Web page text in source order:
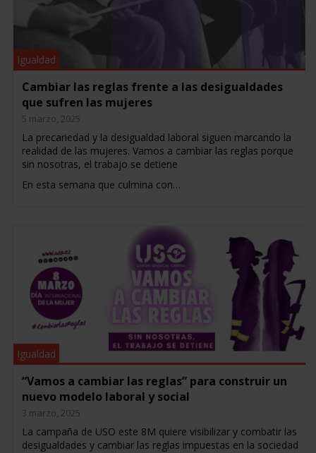
Igualdad
Cambiar las reglas frente a las desigualdades
que sufren las mujeres
5 marzo, 2025
La precariedad y la desigualdad laboral siguen marcando la
realidad de las mujeres. Vamos a cambiar las reglas porque
sin nosotras, el trabajo se detiene
En esta semana que culmina con…
Igualdad
“Vamos a cambiar las reglas” para construir un
nuevo modelo laboral y social
3 marzo, 2025
La campaña de USO este 8M quiere visibilizar y combatir las
desigualdades y cambiar las reglas impuestas en la sociedad